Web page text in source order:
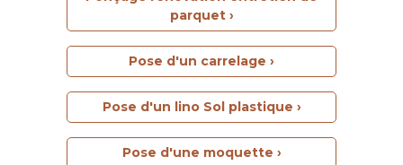
parquet ›
Pose d'un carrelage ›
Pose d'un lino Sol plastique ›
Pose d'une moquette ›